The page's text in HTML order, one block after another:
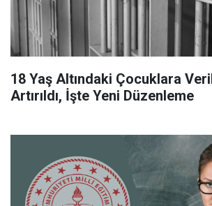
18 Yaş Altındaki Çocuklara
Artırıldı, İşte Yeni Düzenleme